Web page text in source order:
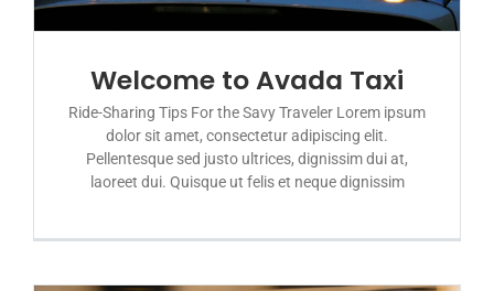
Welcome to Avada Taxi
Ride-Sharing Tips For the Savy Traveler Lorem ipsum
dolor sit amet, consectetur adipiscing elit.
Pellentesque sed justo ultrices, dignissim dui at,
laoreet dui. Quisque ut felis et neque dignissim